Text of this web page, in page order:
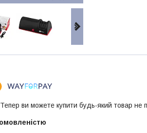
Тепер ви можете купити будь-який товар не